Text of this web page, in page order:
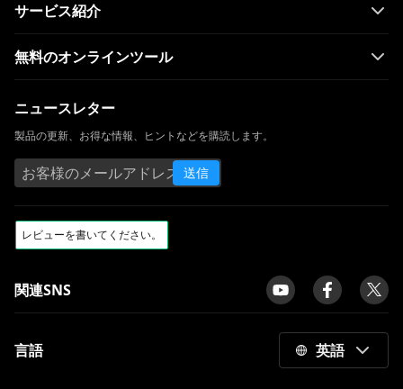
サービス紹介
無料のオンラインツール
ニュースレター
製品の更新、お得な情報、ヒントなどを購読します。
送信
関連SNS
言語 英語